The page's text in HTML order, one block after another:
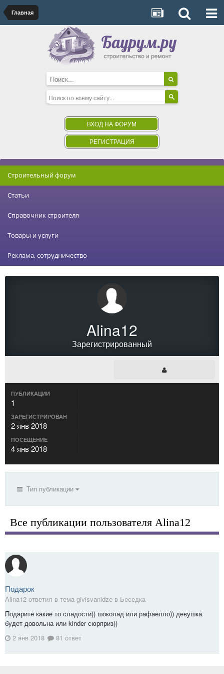
Главная
ВХОД НА ФОРУМ
РЕГИСТРАЦИЯ
Строительный форум
Статьи
Справочник строителя
Товары и услуги
Реклама, сотрудничество
Alina12
Зарегистрированный
ПУБЛИКАЦИИ
1
ЗАРЕГИСТРИРОВАН
2 янв 2018
ПОСЕЩЕНИЕ
4 янв 2018
Тип публикации
Все публикации пользователя Alina12
Подарок
Alina12 ответил в тема givisvanidze в Беседка
Подарите какие то сладости)) шоколад или рафаелло)) девушка
будет довольна или kinder сюрприз))
2 янв 2018
81 ответ